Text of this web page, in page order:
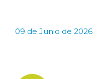
09 de Junio de 2026